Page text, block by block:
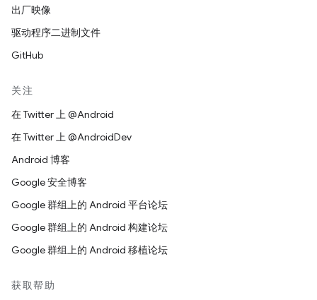
出厂映像
驱动程序二进制文件
GitHub
关注
在 Twitter 上 @Android
在 Twitter 上 @AndroidDev
Android 博客
Google 安全博客
Google 群组上的 Android 平台论坛
Google 群组上的 Android 构建论坛
Google 群组上的 Android 移植论坛
获取帮助